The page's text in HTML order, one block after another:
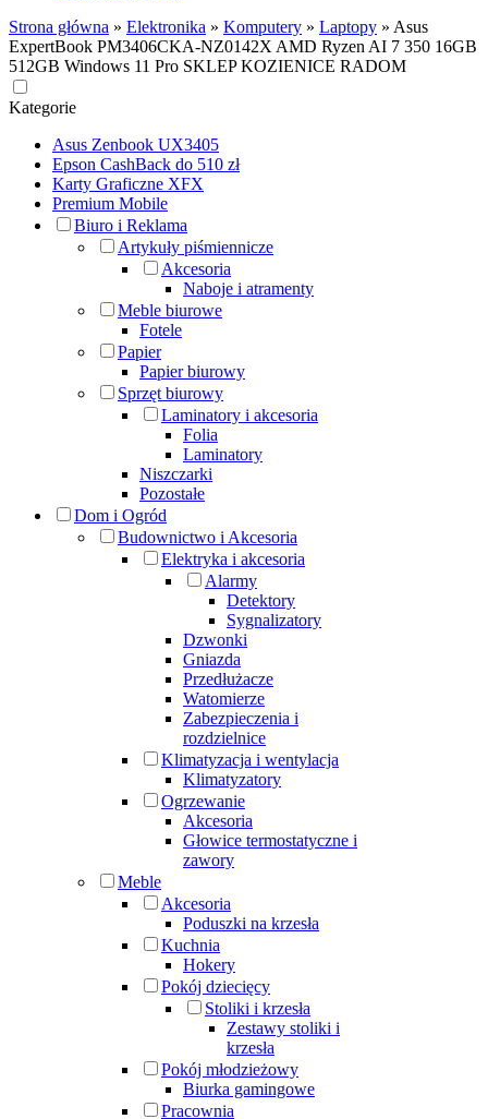
Strona główna » Elektronika » Komputery » Laptopy » Asus
ExpertBook PM3406CKA-NZ0142X AMD Ryzen AI 7 350 16GB
512GB Windows 11 Pro SKLEP KOZIENICE RADOM
Kategorie
Asus Zenbook UX3405
Epson CashBack do 510 zł
Karty Graficzne XFX
Premium Mobile
Biuro i Reklama
Artykuły piśmiennicze
Akcesoria
Naboje i atramenty
Meble biurowe
Fotele
Papier
Papier biurowy
Sprzęt biurowy
Laminatory i akcesoria
Folia
Laminatory
Niszczarki
Pozostałe
Dom i Ogród
Budownictwo i Akcesoria
Elektryka i akcesoria
Alarmy
Detektory
Sygnalizatory
Dzwonki
Gniazda
Przedłużacze
Watomierze
Zabezpieczenia i
rozdzielnice
Klimatyzacja i wentylacja
Klimatyzatory
Ogrzewanie
Akcesoria
Głowice termostatyczne i
zawory
Meble
Akcesoria
Poduszki na krzesła
Kuchnia
Hokery
Pokój dziecięcy
Stoliki i krzesła
Zestawy stoliki i
krzesła
Pokój młodzieżowy
Biurka gamingowe
Pracownia